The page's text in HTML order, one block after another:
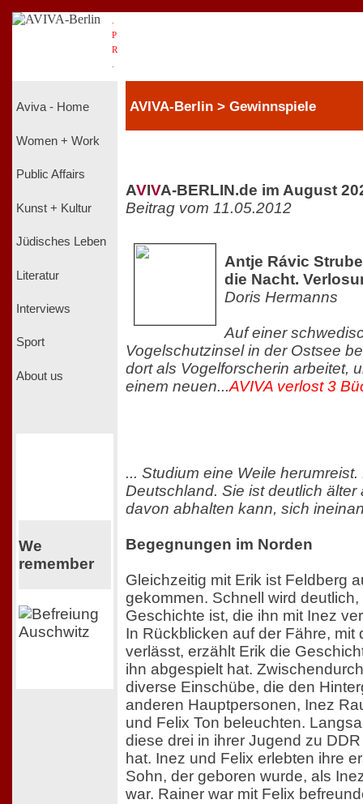
P
R
Aviva - Home
Women + Work
Public Affairs
Kunst + Kultur
Jüdisches Leben
Literatur
Interviews
Sport
About us
We
remember
AVIVA-Berlin > Gewinnspiele
AVIVA-BERLIN.de im August
Beitrag vom 11.05.2012
Antje Rávic
die Nacht.
Doris Hermanns
Auf einer
Vogelschutzinsel in der Ostsee
dort als Vogelforscherin arbeitet,
einem neuen...AVIVA verlost 3
... Studium eine Weile
Deutschland. Sie ist deutlich älter
davon abhalten kann, sich
Begegnungen im Norden
Gleichzeitig mit Erik ist Feldberg
gekommen. Schnell wird
Geschichte ist, die ihn mit Inez
In Rückblicken auf der Fähre, mit
verlässt, erzählt Erik die
ihn abgespielt hat.
diverse Einschübe, die den
anderen Hauptpersonen, Inez
und Felix Ton beleuchten.
diese drei in ihrer Jugend zu
hat. Inez und Felix erlebten ihre
Sohn, der geboren wurde, als
war. Rainer war mit Felix